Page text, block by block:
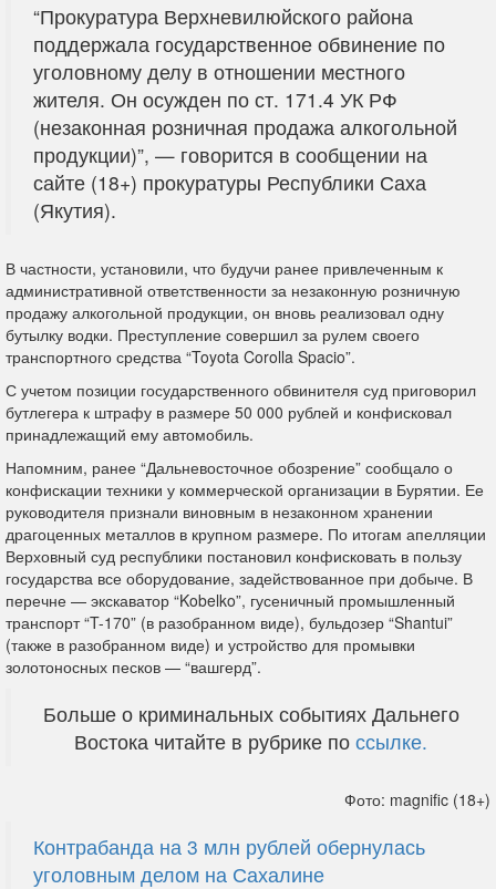
“Прокуратура Верхневилюйского района
поддержала государственное обвинение по
уголовному делу в отношении местного
жителя. Он осужден по ст. 171.4 УК РФ
(незаконная розничная продажа алкогольной
продукции)”, — говорится в сообщении на
сайте (18+) прокуратуры Республики Саха
(Якутия).
В частности, установили, что будучи ранее привлеченным к
административной ответственности за незаконную розничную
продажу алкогольной продукции, он вновь реализовал одну
бутылку водки. Преступление совершил за рулем своего
транспортного средства “Toyota Corolla Spacio”.
С учетом позиции государственного обвинителя суд приговорил
бутлегера к штрафу в размере 50 000 рублей и конфисковал
принадлежащий ему автомобиль.
Напомним, ранее “Дальневосточное обозрение” сообщало о
конфискации техники у коммерческой организации в Бурятии. Ее
руководителя признали виновным в незаконном хранении
драгоценных металлов в крупном размере. По итогам апелляции
Верховный суд республики постановил конфисковать в пользу
государства все оборудование, задействованное при добыче. В
перечне — экскаватор “Kobelko”, гусеничный промышленный
транспорт “T-170” (в разобранном виде), бульдозер “Shantui”
(также в разобранном виде) и устройство для промывки
золотоносных песков — “вашгерд”.
Больше о криминальных событиях Дальнего
Востока читайте в рубрике по ссылке.
Фото: magnific (18+)
Контрабанда на 3 млн рублей обернулась
уголовным делом на Сахалине